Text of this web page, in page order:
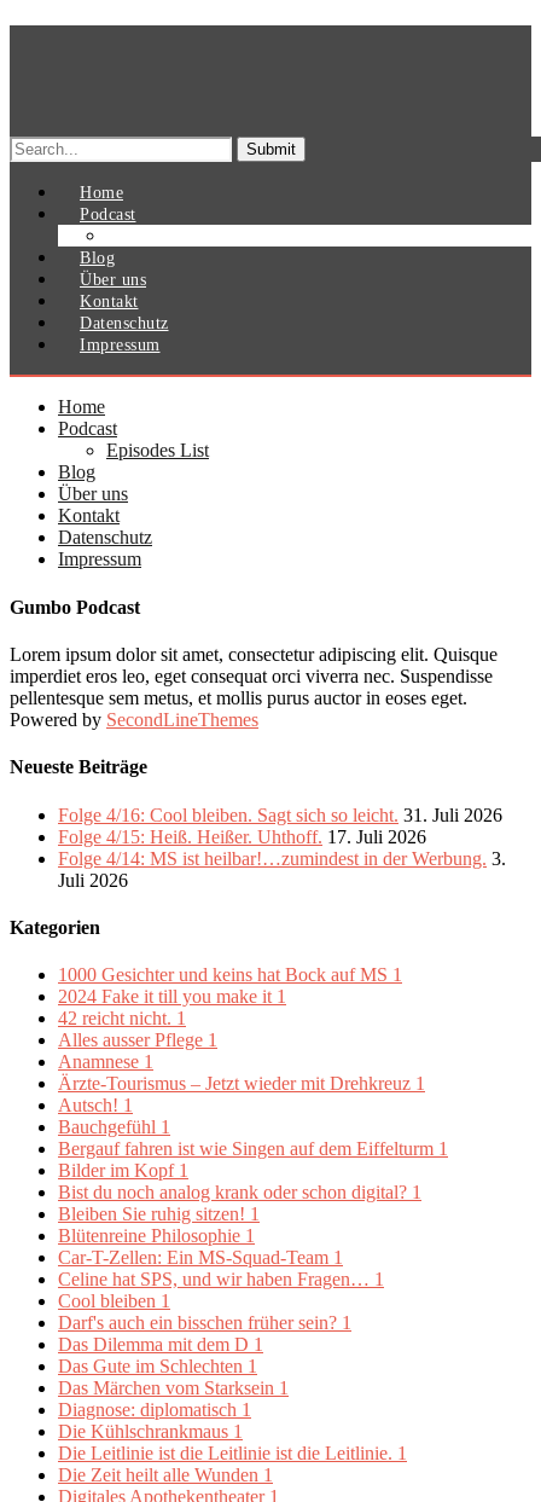
Search
for:
Home
Podcast
Blog
Über uns
Kontakt
Datenschutz
Impressum
Home
Podcast
Episodes List
Blog
Über uns
Kontakt
Datenschutz
Impressum
Gumbo Podcast
Lorem ipsum dolor sit amet, consectetur adipiscing elit. Quisque
imperdiet eros leo, eget consequat orci viverra nec. Suspendisse
pellentesque sem metus, et mollis purus auctor in eoses eget.
Powered by SecondLineThemes
Neueste Beiträge
Folge 4/16: Cool bleiben. Sagt sich so leicht. 31. Juli 2026
Folge 4/15: Heiß. Heißer. Uhthoff. 17. Juli 2026
Folge 4/14: MS ist heilbar!…zumindest in der Werbung. 3.
Juli 2026
Kategorien
1000 Gesichter und keins hat Bock auf MS 1
2024 Fake it till you make it 1
42 reicht nicht. 1
Alles ausser Pflege 1
Anamnese 1
Ärzte-Tourismus – Jetzt wieder mit Drehkreuz 1
Autsch! 1
Bauchgefühl 1
Bergauf fahren ist wie Singen auf dem Eiffelturm 1
Bilder im Kopf 1
Bist du noch analog krank oder schon digital? 1
Bleiben Sie ruhig sitzen! 1
Blütenreine Philosophie 1
Car-T-Zellen: Ein MS-Squad-Team 1
Celine hat SPS, und wir haben Fragen… 1
Cool bleiben 1
Darf's auch ein bisschen früher sein? 1
Das Dilemma mit dem D 1
Das Gute im Schlechten 1
Das Märchen vom Starksein 1
Diagnose: diplomatisch 1
Die Kühlschrankmaus 1
Die Leitlinie ist die Leitlinie ist die Leitlinie. 1
Die Zeit heilt alle Wunden 1
Digitales Apothekentheater 1